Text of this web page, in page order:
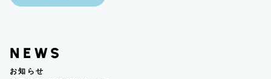
NEWS
お知らせ